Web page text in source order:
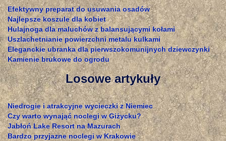
Efektywny preparat do usuwania osadów
Najlepsze koszule dla kobiet
Hulajnoga dla maluchów z balansującymi kołami
Uszlachetnianie powierzchni metalu kulkami
Eleganckie ubranka dla pierwszokomunijnych dziewczynki
Kamienie brukowe do ogrodu
Losowe artykuły
Niedrogie i atrakcyjne wycieczki z Niemiec
Czy warto wynająć noclegi w Giżycku?
Jabłoń Lake Resort na Mazurach
Bardzo przyjazne noclegi w Krakowie